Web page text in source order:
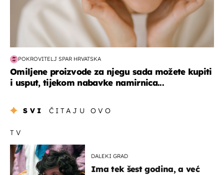
POKROVITELJ SPAR HRVATSKA
Omiljene proizvode za njegu sada možete kupiti
i usput, tijekom nabavke namirnica...
SVI ČITAJU OVO
TV
DALEKI GRAD
Ima tek šest godina, a već